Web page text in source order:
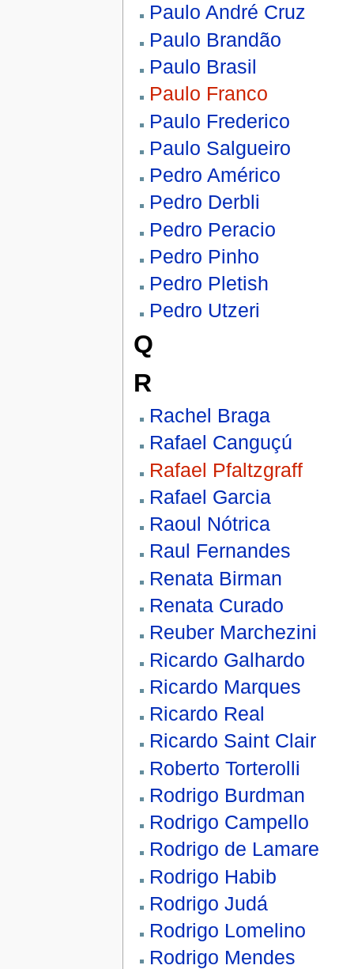
Paulo André Cruz
Paulo Brandão
Paulo Brasil
Paulo Franco
Paulo Frederico
Paulo Salgueiro
Pedro Américo
Pedro Derbli
Pedro Peracio
Pedro Pinho
Pedro Pletish
Pedro Utzeri
Q
R
Rachel Braga
Rafael Canguçú
Rafael Pfaltzgraff
Rafael Garcia
Raoul Nótrica
Raul Fernandes
Renata Birman
Renata Curado
Reuber Marchezini
Ricardo Galhardo
Ricardo Marques
Ricardo Real
Ricardo Saint Clair
Roberto Torterolli
Rodrigo Burdman
Rodrigo Campello
Rodrigo de Lamare
Rodrigo Habib
Rodrigo Judá
Rodrigo Lomelino
Rodrigo Mendes